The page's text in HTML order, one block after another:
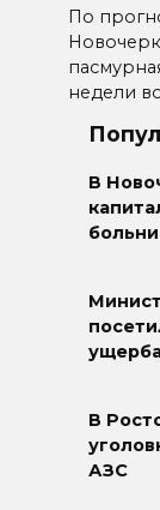
По
недели
В
В
АЗС